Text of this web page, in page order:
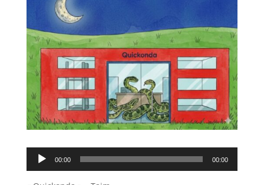
Lecteur
audio
00:00 00:00